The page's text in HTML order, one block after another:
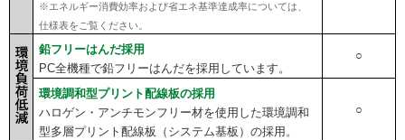
※エネルギー消費効率および省エネ基準達成率については、
仕様表をご覧ください。
鉛フリーはんだ採用
PC全機種で鉛フリーはんだを採用しています。
○
環境調和型プリント配線板の採用
ハロゲン・アンチモンフリー材を使用した環境調和
型多層プリント配線板（システム基板）の採用。
○